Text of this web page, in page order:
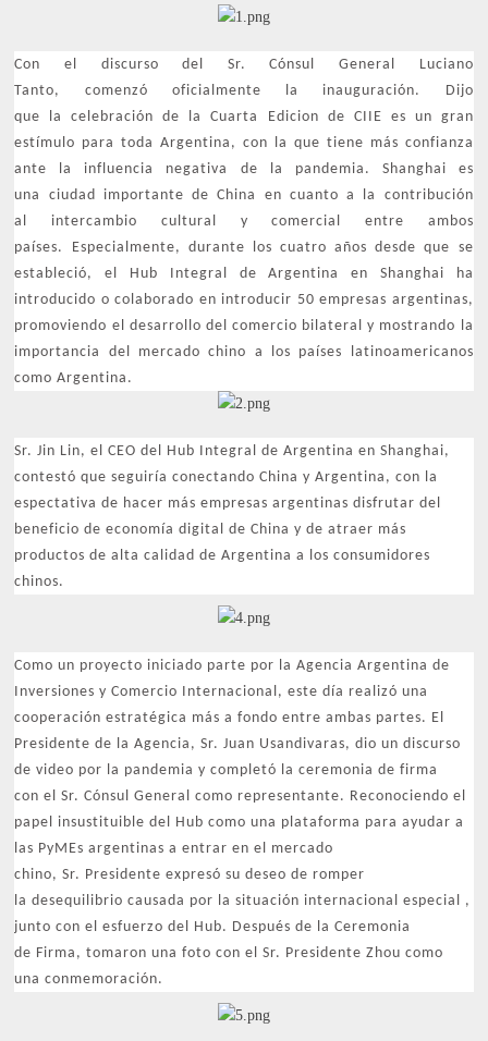
Con el discurso del Sr. Cónsul General Luciano
Tanto, comenzó oficialmente la inauguración. Dijo
que la celebración de la Cuarta Edicion de CIIE es un gran
estímulo para toda Argentina, con la que tiene más confianza
ante la influencia negativa de la pandemia. Shanghai es
una ciudad importante de China en cuanto a la contribución
al intercambio cultural y comercial entre ambos
países. Especialmente, durante los cuatro años desde que se
estableció, el Hub Integral de Argentina en Shanghai ha
introducido o colaborado en introducir 50 empresas argentinas,
promoviendo el desarrollo del comercio bilateral y mostrando la
importancia del mercado chino a los países latinoamericanos
como Argentina.
Sr. Jin Lin, el CEO del Hub Integral de Argentina en Shanghai,
contestó que seguiría conectando China y Argentina, con la
espectativa de hacer más empresas argentinas disfrutar del
beneficio de economía digital de China y de atraer más
productos de alta calidad de Argentina a los consumidores
chinos.
Como un proyecto iniciado parte por la Agencia Argentina de
Inversiones y Comercio Internacional, este día realizó una
cooperación estratégica más a fondo entre ambas partes. El
Presidente de la Agencia, Sr. Juan Usandivaras, dio un discurso
de video por la pandemia y completó la ceremonia de firma
con el Sr. Cónsul General como representante. Reconociendo el
papel insustituible del Hub como una plataforma para ayudar a
las PyMEs argentinas a entrar en el mercado
chino, Sr. Presidente expresó su deseo de romper
la desequilibrio causada por la situación internacional especial ,
junto con el esfuerzo del Hub. Después de la Ceremonia
de Firma, tomaron una foto con el Sr. Presidente Zhou como
una conmemoración.